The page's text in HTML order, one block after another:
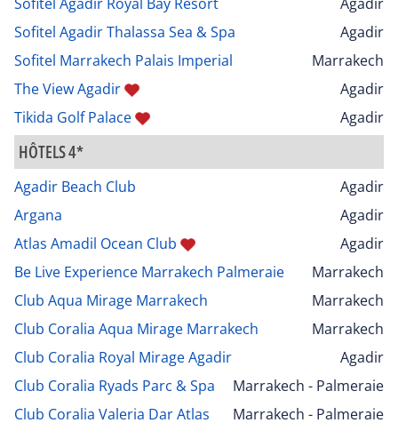
Sofitel Agadir Thalassa Sea & Spa
Agadir
Sofitel Marrakech Palais Imperial
Marrakech
The View Agadir
Agadir
Tikida Golf Palace
Agadir
HÔTELS 4*
Agadir Beach Club
Agadir
Argana
Agadir
Atlas Amadil Ocean Club
Agadir
Be Live Experience Marrakech Palmeraie
Marrakech
Club Aqua Mirage Marrakech
Marrakech
Club Coralia Aqua Mirage Marrakech
Marrakech
Club Coralia Royal Mirage Agadir
Agadir
Club Coralia Ryads Parc & Spa
Marrakech - Palmeraie
Club Coralia Valeria Dar Atlas
Marrakech - Palmeraie